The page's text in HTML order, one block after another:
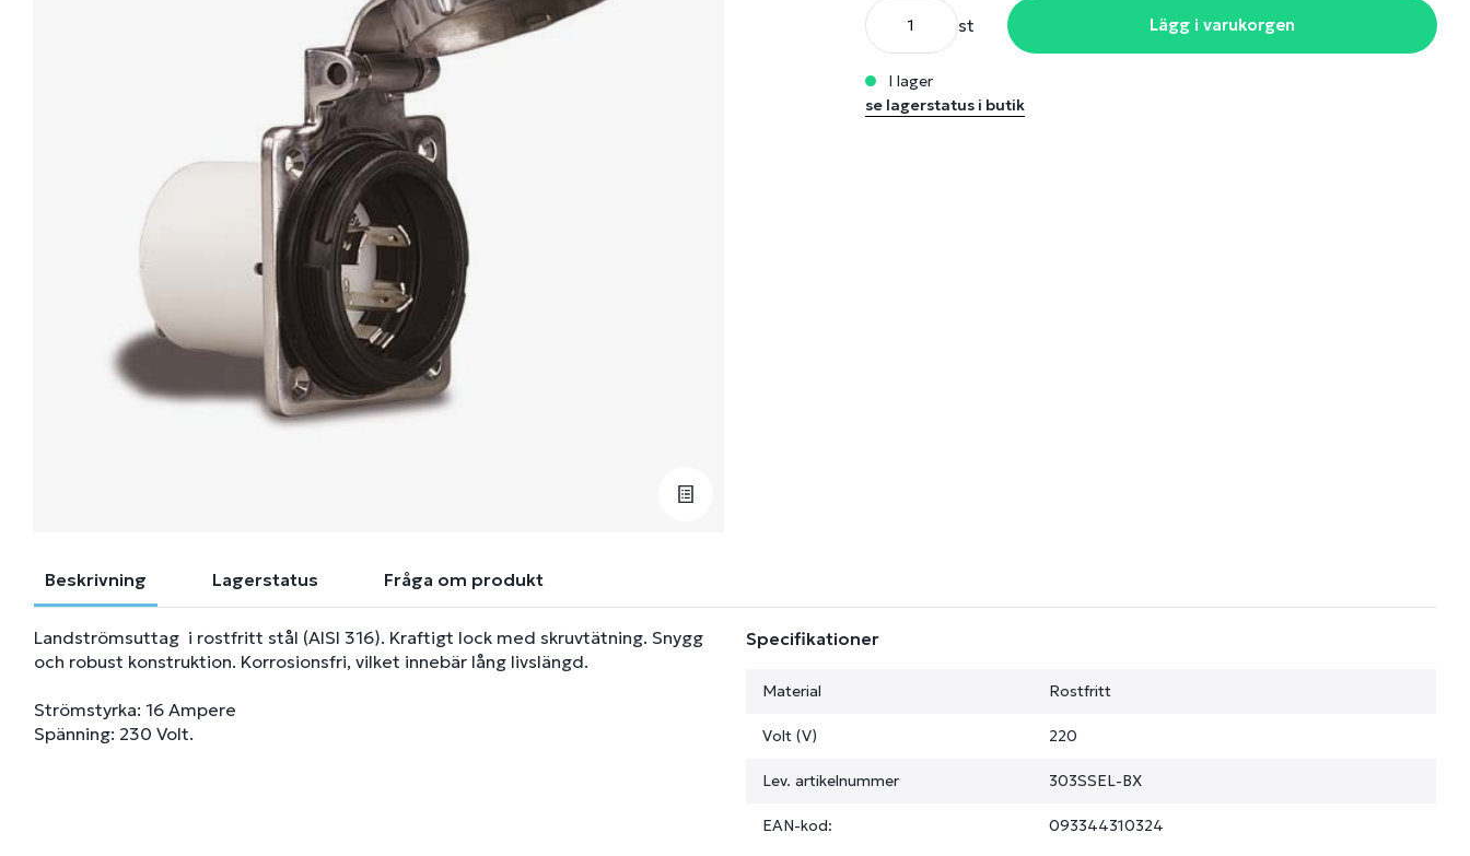
st Lägg i varukorgen
i lager
se lagerstatus i butik
Beskrivning Lagerstatus Fråga om produkt
Landströmsuttag i rostfritt stål (AISI 316). Kraftigt lock med skruvtätning. Snygg
och robust konstruktion. Korrosionsfri, vilket innebär lång livslängd.
Strömstyrka: 16 Ampere
Spänning: 230 Volt.
Specifikationer
Material Rostfritt
Volt (V) 220
Lev. artikelnummer 303SSEL-BX
EAN-kod: 093344310324